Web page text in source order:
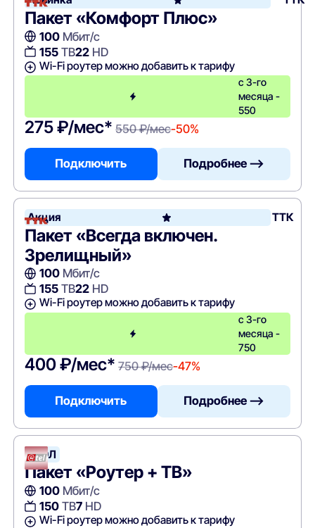
Пакет «Комфорт Плюс»
100Мбит/с
155ТВ22HD
Wi-Fi роутер можно добавить к тарифу
с 3-го
месяца -
550
275 ₽/мес* 550 ₽/мес-50%
Подключить Подробнее —>
Акция ТТК
Пакет «Всегда включен.
Зрелищный»
100Мбит/с
155ТВ22HD
Wi-Fi роутер можно добавить к тарифу
с 3-го
месяца -
750
400 ₽/мес* 750 ₽/мес-47%
Подключить Подробнее —>
АТЭЛ
Пакет «Роутер + ТВ»
100Мбит/с
150ТВ7HD
Wi-Fi роутер можно добавить к тарифу